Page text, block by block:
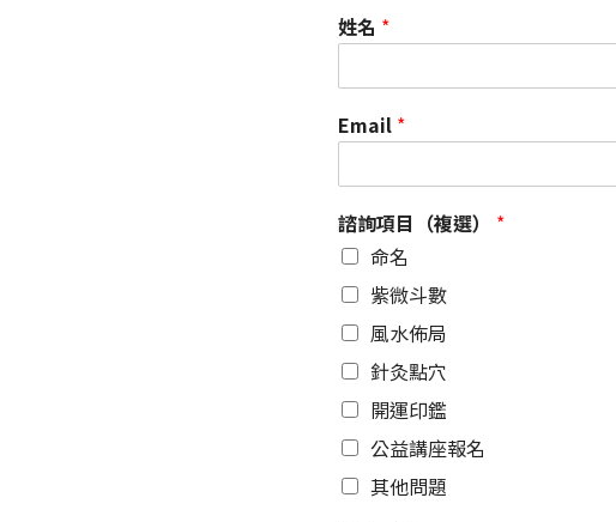
姓名 *
Email *
諮詢項目（複選） *
命名
紫微斗數
風水佈局
針灸點穴
開運印鑑
公益講座報名
其他問題